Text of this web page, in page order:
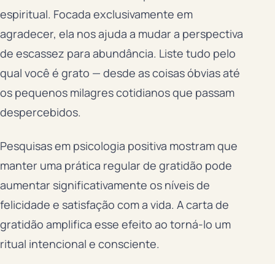
espiritual. Focada exclusivamente em
agradecer, ela nos ajuda a mudar a perspectiva
de escassez para abundância. Liste tudo pelo
qual você é grato — desde as coisas óbvias até
os pequenos milagres cotidianos que passam
despercebidos.
Pesquisas em psicologia positiva mostram que
manter uma prática regular de gratidão pode
aumentar significativamente os níveis de
felicidade e satisfação com a vida. A carta de
gratidão amplifica esse efeito ao torná-lo um
ritual intencional e consciente.